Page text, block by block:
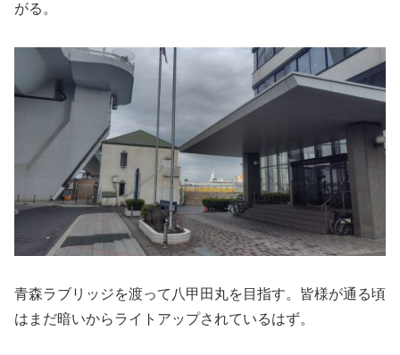
がる。
青森ラブリッジを渡って八甲田丸を目指す。皆様が通る頃
はまだ暗いからライトアップされているはず。